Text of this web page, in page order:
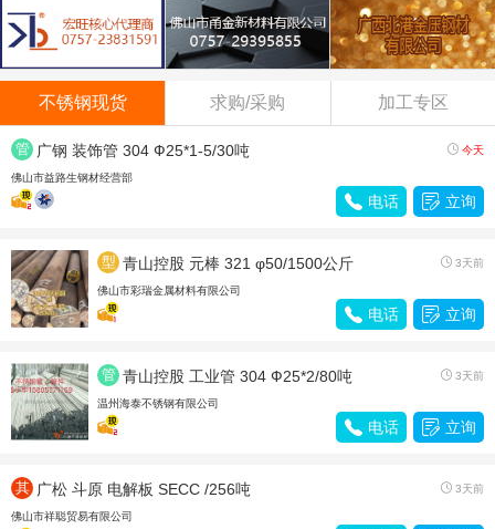
不锈钢现货 求购/采购 加工专区
管
材
广钢 装饰管 304 Ф25*1-5/30吨  今天
佛山市益路生钢材经营部
 电话  立询
型
材
青山控股 元棒 321 φ50/1500公斤  3天前
佛山市彩瑞金属材料有限公司
 电话  立询
管
材
青山控股 工业管 304 Ф25*2/80吨  3天前
温州海泰不锈钢有限公司
 电话  立询
其
他
广松 斗原 电解板 SECC /256吨  3天前
佛山市祥聪贸易有限公司